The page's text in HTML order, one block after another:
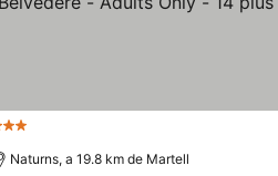
Naturns, a 19.8 km de Martell